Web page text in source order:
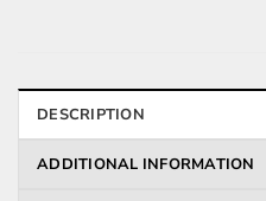
DESCRIPTION
ADDITIONAL INFORMATION